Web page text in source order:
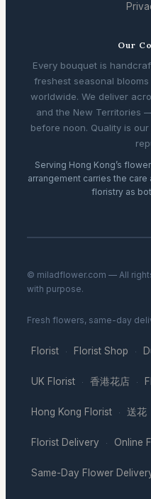
Our
Every bouquet is
freshest seasonal
worldwide. We deliver
and the New Territories
before noon. Quality is
Serving Hong Kong’s
arrangement carries the
floristry as
© miladflower.com — All
with purpose.
Fresh flowers, same-day
Florist · Florist Shop ·
UK Florist · 香港花店 ·
Hong Kong Florist · 送花
Florist Delivery · Online
Same-Day Flower